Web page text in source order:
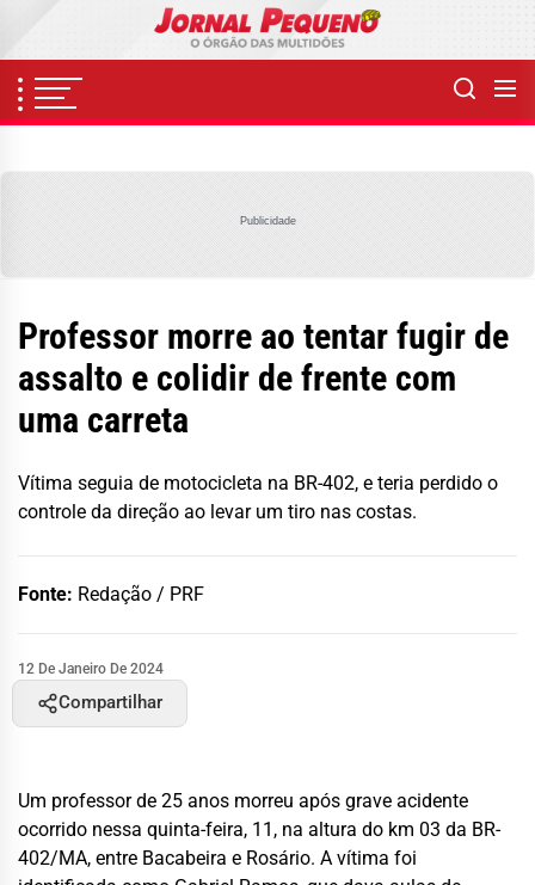
content
Publicidade
Professor morre ao tentar fugir de
assalto e colidir de frente com
uma carreta
Vítima seguia de motocicleta na BR-402, e teria perdido o
controle da direção ao levar um tiro nas costas.
Fonte: Redação / PRF
12 De Janeiro De 2024
Compartilhar
Um professor de 25 anos morreu após grave acidente
ocorrido nessa quinta-feira, 11, na altura do km 03 da BR-
402/MA, entre Bacabeira e Rosário. A vítima foi